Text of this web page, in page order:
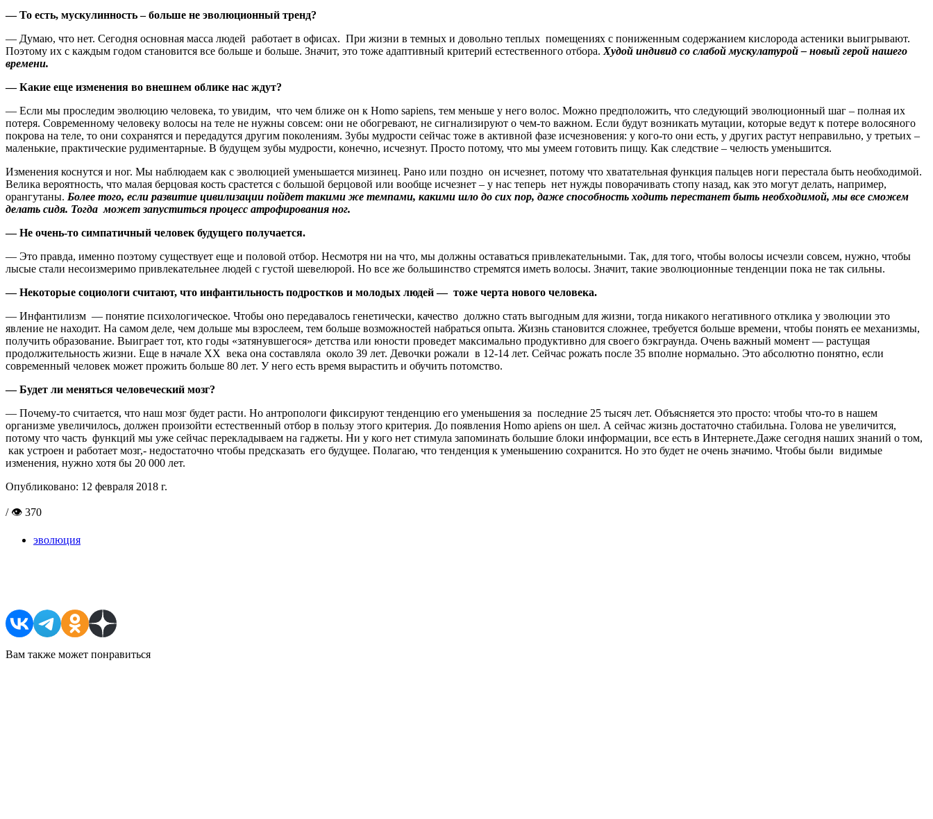
— То есть, мускулинность – больше не эволюционный тренд?
— Думаю, что нет. Сегодня основная масса людей работает в офисах. При жизни в темных и довольно теплых помещениях с пониженным содержанием кислорода астеники выигрывают.
Поэтому их с каждым годом становится все больше и больше. Значит, это тоже адаптивный критерий естественного отбора. Худой индивид со слабой мускулатурой – новый герой нашего
времени.
— Какие еще изменения во внешнем облике нас ждут?
— Если мы проследим эволюцию человека, то увидим, что чем ближе он к Homo sapiens, тем меньше у него волос. Можно предположить, что следующий эволюционный шаг – полная их
потеря. Современному человеку волосы на теле не нужны совсем: они не обогревают, не сигнализируют о чем-то важном. Если будут возникать мутации, которые ведут к потере волосяного
покрова на теле, то они сохранятся и передадутся другим поколениям. Зубы мудрости сейчас тоже в активной фазе исчезновения: у кого-то они есть, у других растут неправильно, у третьих –
маленькие, практические рудиментарные. В будущем зубы мудрости, конечно, исчезнут. Просто потому, что мы умеем готовить пищу. Как следствие – челюсть уменьшится.
Изменения коснутся и ног. Мы наблюдаем как с эволюцией уменьшается мизинец. Рано или поздно он исчезнет, потому что хватательная функция пальцев ноги перестала быть необходимой.
Велика вероятность, что малая берцовая кость срастется с большой берцовой или вообще исчезнет – у нас теперь нет нужды поворачивать стопу назад, как это могут делать, например,
орангутаны. Более того, если развитие цивилизации пойдет такими же темпами, какими шло до сих пор, даже способность ходить перестанет быть необходимой, мы все сможем
делать сидя. Тогда может запуститься процесс атрофирования ног.
— Не очень-то симпатичный человек будущего получается.
— Это правда, именно поэтому существует еще и половой отбор. Несмотря ни на что, мы должны оставаться привлекательными. Так, для того, чтобы волосы исчезли совсем, нужно, чтобы
лысые стали несоизмеримо привлекательнее людей с густой шевелюрой. Но все же большинство стремятся иметь волосы. Значит, такие эволюционные тенденции пока не так сильны.
— Некоторые социологи считают, что инфантильность подростков и молодых людей — тоже черта нового человека.
— Инфантилизм — понятие психологическое. Чтобы оно передавалось генетически, качество должно стать выгодным для жизни, тогда никакого негативного отклика у эволюции это
явление не находит. На самом деле, чем дольше мы взрослеем, тем больше возможностей набраться опыта. Жизнь становится сложнее, требуется больше времени, чтобы понять ее механизмы,
получить образование. Выиграет тот, кто годы «затянувшегося» детства или юности проведет максимально продуктивно для своего бэкграунда. Очень важный момент — растущая
продолжительность жизни. Еще в начале XX века она составляла около 39 лет. Девочки рожали в 12-14 лет. Сейчас рожать после 35 вполне нормально. Это абсолютно понятно, если
современный человек может прожить больше 80 лет. У него есть время вырастить и обучить потомство.
— Будет ли меняться человеческий мозг?
— Почему-то считается, что наш мозг будет расти. Но антропологи фиксируют тенденцию его уменьшения за последние 25 тысяч лет. Объясняется это просто: чтобы что-то в нашем
организме увеличилось, должен произойти естественный отбор в пользу этого критерия. До появления Homo apiens он шел. А сейчас жизнь достаточно стабильна. Голова не увеличится,
потому что часть функций мы уже сейчас перекладываем на гаджеты. Ни у кого нет стимула запоминать большие блоки информации, все есть в Интернете.Даже сегодня наших знаний о том,
как устроен и работает мозг,- недостаточно чтобы предсказать его будущее. Полагаю, что тенденция к уменьшению сохранится. Но это будет не очень значимо. Чтобы были видимые
изменения, нужно хотя бы 20 000 лет.
Опубликовано: 12 февраля 2018 г.
/ 👁 370
эволюция
Вам также может понравиться